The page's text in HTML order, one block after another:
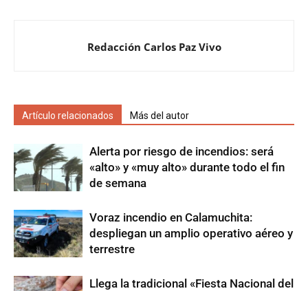
Redacción Carlos Paz Vivo
Artículo relacionados Más del autor
Alerta por riesgo de incendios: será
«alto» y «muy alto» durante todo el fin
de semana
Voraz incendio en Calamuchita:
despliegan un amplio operativo aéreo y
terrestre
Llega la tradicional «Fiesta Nacional del